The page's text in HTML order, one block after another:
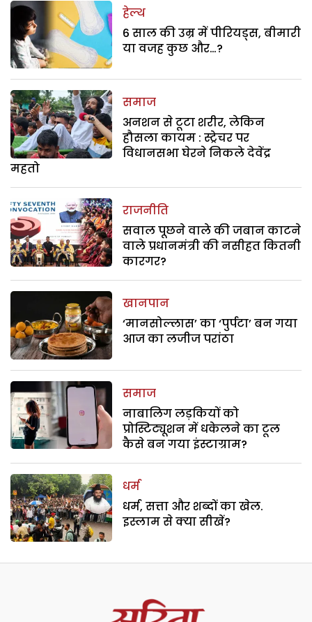
हेल्थ
6 साल की उम्र में पीरियड्स, बीमारी
या वजह कुछ और…?
समाज
अनशन से टूटा शरीर, लेकिन
हौसला कायम : स्ट्रेचर पर
विधानसभा घेरने निकले देवेंद्र
महतो
राजनीति
सवाल पूछने वाले की जबान काटने
वाले प्रधानमंत्री की नसीहत कितनी
कारगर?
खानपान
‘मानसोल्लास’ का ‘पुर्पटा’ बन गया
आज का लजीज परांठा
समाज
नाबालिग लड़कियों को
प्रोस्टिट्यूशन में धकेलने का टूल
कैसे बन गया इंस्टाग्राम?
धर्म
धर्म, सत्ता और शब्दों का खेल.
इस्लाम से क्या सीखें?